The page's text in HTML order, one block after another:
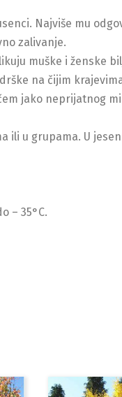
Najviše mu
zalivanje.
muške i ženske
na čijim
jako neprijatnog
ili u grupama. U
– 35°C.